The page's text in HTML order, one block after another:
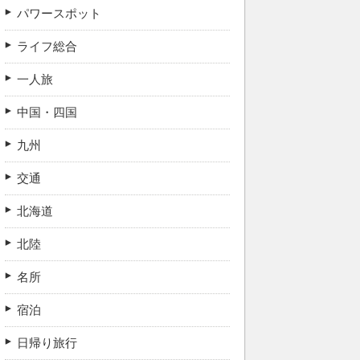
パワースポット
ライフ総合
一人旅
中国・四国
九州
交通
北海道
北陸
名所
宿泊
日帰り旅行